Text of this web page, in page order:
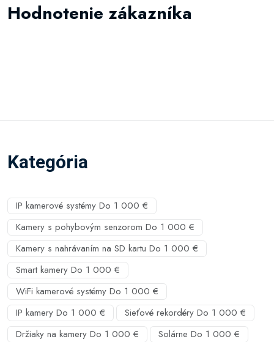
Hodnotenie zákazníka
Kategória
IP kamerové systémy Do 1 000 €
Kamery s pohybovým senzorom Do 1 000 €
Kamery s nahrávaním na SD kartu Do 1 000 €
Smart kamery Do 1 000 €
WiFi kamerové systémy Do 1 000 €
IP kamery Do 1 000 €
Sieťové rekordéry Do 1 000 €
Držiaky na kamery Do 1 000 €
Solárne Do 1 000 €